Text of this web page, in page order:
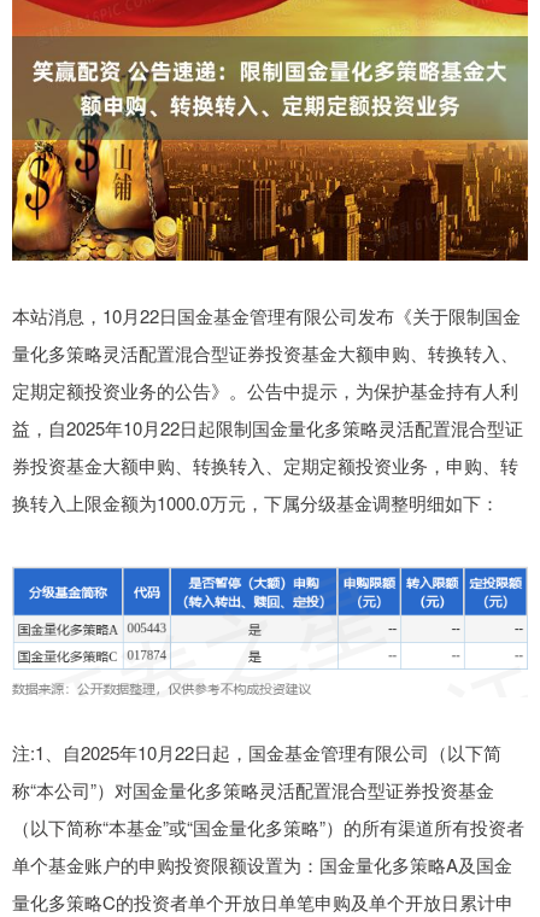
本站消息，10月22日国金基金管理有限公司发布《关于限制国金
量化多策略灵活配置混合型证券投资基金大额申购、转换转入、
定期定额投资业务的公告》。公告中提示，为保护基金持有人利
益，自2025年10月22日起限制国金量化多策略灵活配置混合型证
券投资基金大额申购、转换转入、定期定额投资业务，申购、转
换转入上限金额为1000.0万元，下属分级基金调整明细如下：
注:1、自2025年10月22日起，国金基金管理有限公司（以下简
称“本公司”）对国金量化多策略灵活配置混合型证券投资基金
（以下简称“本基金”或“国金量化多策略”）的所有渠道所有投资者
单个基金账户的申购投资限额设置为：国金量化多策略A及国金
量化多策略C的投资者单个开放日单笔申购及单个开放日累计申